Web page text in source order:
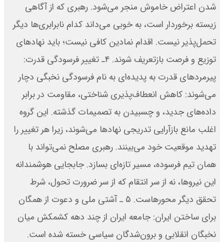
شدن اعتراض خاموش منجر می‌شود. رهبری که از آگاهی
زیسته برخوردار است، به خوبی می‌داند کدام نابرابری‌ها دیگر
تحمل‌پذیر نیست. اقدام نمادین کافی نیست؛ باید نهادهای
توزیع و فرصت بازتعریف شوند. ۴ـ تغییر فرسودگی قدرت:
پیرمردهای قدرت به پدیده‌ای به نام فرسودگی نخبگی دچار
می‌شوند: کاهش انعطاف‌پذیری شناختی، مقاومت در برابر
داده‌های جدید، و چسبیدن به تصمیمات گذشته. این گروه
اغلب مانع بازآرایی تدریجی نهادها می‌شوند، زیرا هر تغییر را
تهدید موقعیت خود می‌بینند. رهبری مصلح نمی‌تواند با
همان تیم فرسوده، مسیر تازه‌ای بسازد. جابجایی هوشمندانه
این نیروها، نه از سر انتقام که از سر ضرورت تحول، شرط
تحقق دیگر محورهاست. ۵ ـ آشتی ملی و دعوت از همگان
برای ساختن ایران: جامعه ایران از چند دهه کشمکش میان
نخبگان انقلابی و برون‌شدگان سیاسی خسته شده است.